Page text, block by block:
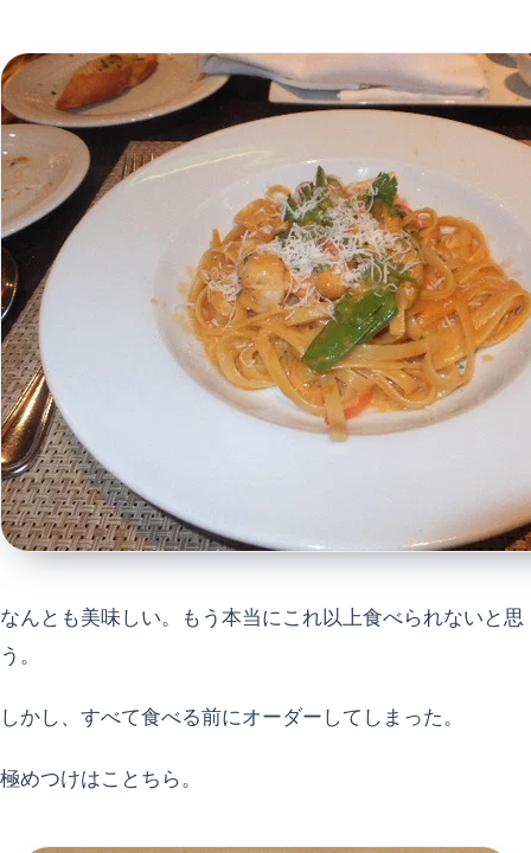
なんとも美味しい。もう本当にこれ以上食べられないと思
う。
しかし、すべて食べる前にオーダーしてしまった。
極めつけはことちら。